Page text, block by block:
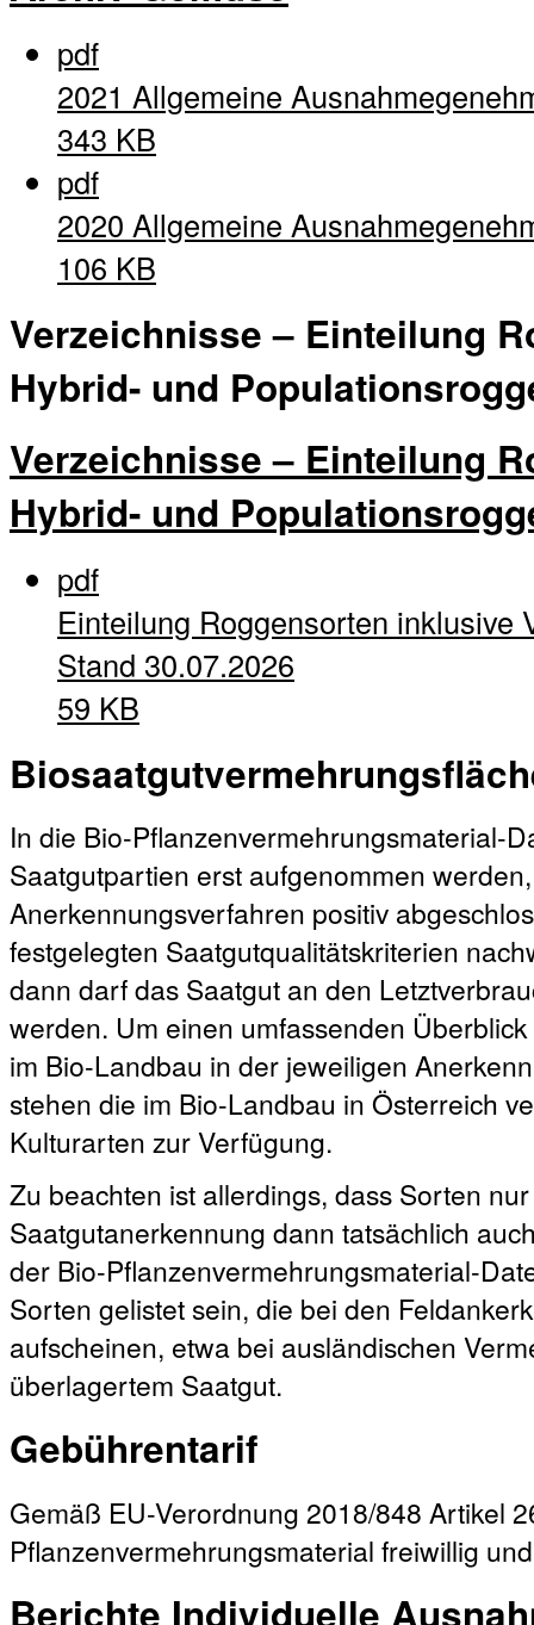
pdf
2021 Allgemeine
343 KB
pdf
2020 Allgemeine
106 KB
Verzeichnisse – Einteilung
Hybrid- und
Verzeichnisse – Einteilung
Hybrid- und
pdf
Einteilung Roggensorten inklusive
Stand 30.07.2026
59 KB
In die Bio-Pflanzenvermehrungsmaterial-
Saatgutpartien erst aufgenommen
Anerkennungsverfahren positiv
festgelegten Saatgutqualitätskriterien
dann darf das Saatgut an den
werden. Um einen umfassenden
im Bio-Landbau in der jeweiligen
stehen die im Bio-Landbau in Österreich
Kulturarten zur Verfügung.
Zu beachten ist allerdings, dass Sorten
Saatgutanerkennung dann tatsächlich
der Bio-Pflanzenvermehrungsmaterial-
Sorten gelistet sein, die bei den
aufscheinen, etwa bei ausländischen
überlagertem Saatgut.
Gebührentarif
Gemäß EU-Verordnung 2018/848 Artikel
Pflanzenvermehrungsmaterial freiwillig
Berichte Individuelle